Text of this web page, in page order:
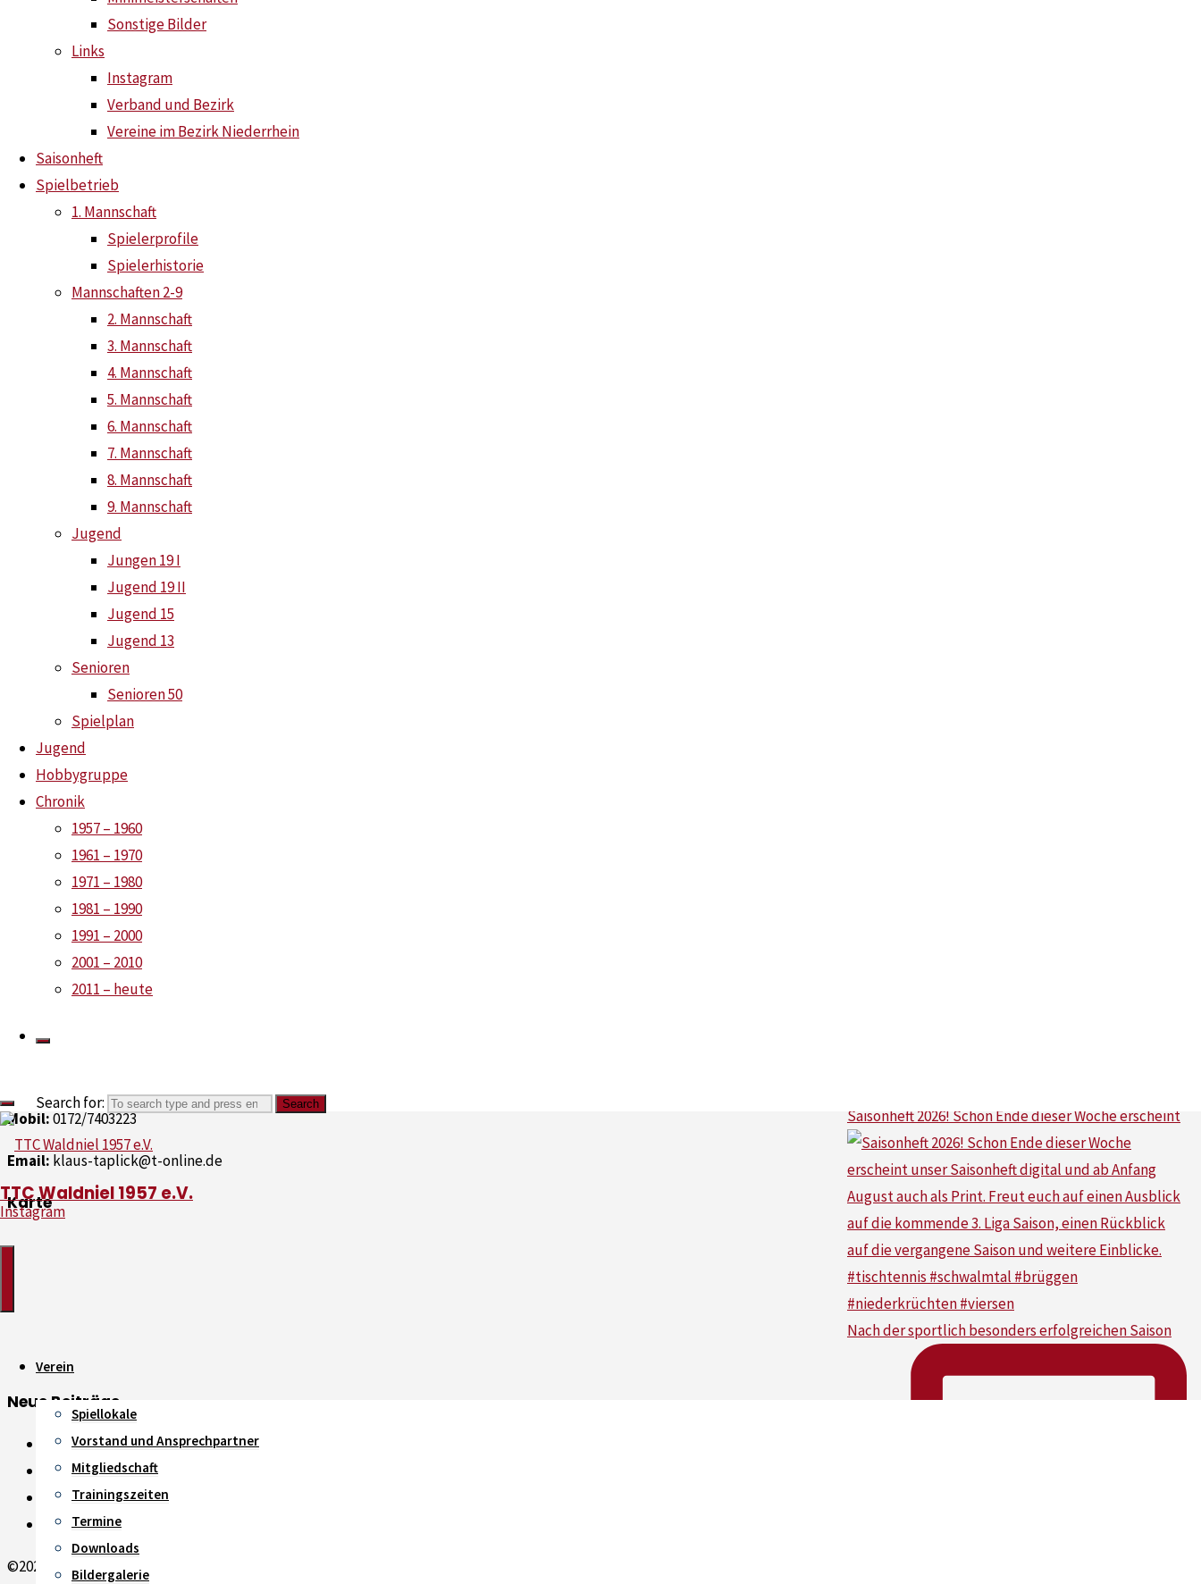
Sonstige Bilder
Links
Instagram
Verband und Bezirk
Vereine im Bezirk Niederrhein
Saisonheft
Spielbetrieb
1. Mannschaft
Spielerprofile
Spielerhistorie
Mannschaften 2-9
2. Mannschaft
3. Mannschaft
4. Mannschaft
5. Mannschaft
6. Mannschaft
7. Mannschaft
8. Mannschaft
9. Mannschaft
Jugend
Jungen 19 I
Jugend 19 II
Jugend 15
Jugend 13
Senioren
Senioren 50
Spielplan
Jugend
Hobbygruppe
Chronik
1957 – 1960
1961 – 1970
1971 – 1980
1981 – 1990
1991 – 2000
2001 – 2010
2011 – heute
Search for: Search
TTC Waldniel 1957 e.V.
Instagram
Verein
Spiellokale
Vorstand und Ansprechpartner
Mitgliedschaft
Trainingszeiten
Termine
Downloads
Bildergalerie
Es ist endlich soweit !!!
Coronaregeln ab Montag 23.08.2021
News20. August 2021
Die Gemeinde Schwalmtal hat uns nach den Sommerferien mitgeteilt, dass die Sporthalle Dülkener Straße ab dem 06.10.2021
gesperrt wird. Grund ist die Sanierung des Hallenbodens. Es ist davon auszugehen, dass wir dann den Rest der Hinrunde nicht
mehr in diese Halle kommen. Die Meisterschaftsspiele sind bereits nach Sechs Linden verlegt, die dann gültigen Trainingstage
werden noch mit der Gemeinde abgeklärt. Wir werden also wieder mit Kind und Kegel (Tische und Umrandungen) umziehen
müssen…
Ähnliche Beiträge
Training in den Sommerferien
25. Juni 2022
Neuzugänge und Rückkehrer
18. Mai 2026
Zwischenstand Nachwuchsmannschaften
6. März 2023
Saisonheft 2026! Schon Ende dieser Woche erscheint
Nach der sportlich besonders erfolgreichen Saison
1. Vorsitzender: Klaus Taplick
Ungerather Kirchweg 67, 41366 Schwalmtal
Mobil:0172/7403223
Email: klaus-taplick@t-online.de
Karte
Neue Beiträge
Saisonheft 2026 ist online
Saisoneröffnungsradtour 2026
Zweit- und Drittligisten setzen ein Zeichen
Neuzugänge und Rückkehrer
©2026 TTC Waldniel 1957 e.V.